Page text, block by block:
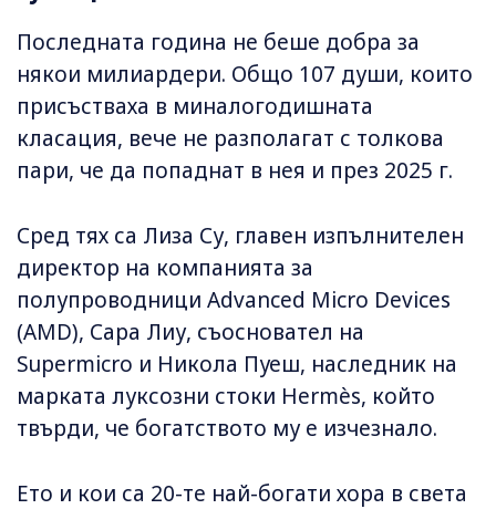
Последната година не беше добра за
някои милиардери. Общо 107 души, които
присъстваха в миналогодишната
класация, вече не разполагат с толкова
пари, че да попаднат в нея и през 2025 г.
Сред тях са Лиза Су, главен изпълнителен
директор на компанията за
полупроводници Advanced Micro Devices
(AMD), Сара Лиу, съосновател на
Supermicro и Никола Пуеш, наследник на
марката луксозни стоки Hermès, който
твърди, че богатството му е изчезнало.
Ето и кои са 20-те най-богати хора в света